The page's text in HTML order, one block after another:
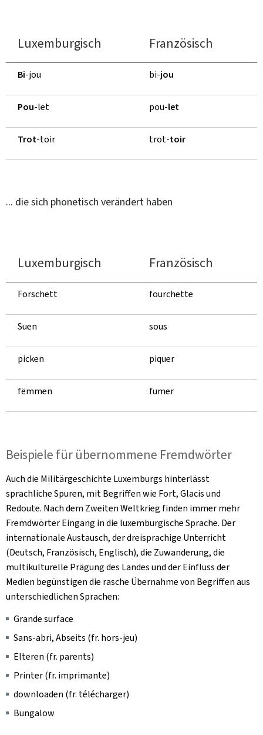
Luxemburgisch Französisch
Bi-jou bi-jou
Pou-let pou-let
Trot-toir trot-toir
... die sich phonetisch verändert haben
Luxemburgisch Französisch
Forschett fourchette
Suen sous
picken piquer
fëmmen fumer
Beispiele für übernommene Fremdwörter
Auch die Militärgeschichte Luxemburgs hinterlässt
sprachliche Spuren, mit Begriffen wie Fort,Glacisund
Redoute. Nach dem Zweiten Weltkrieg finden immer mehr
Fremdwörter Eingang in die luxemburgische Sprache. Der
internationale Austausch, der dreisprachige Unterricht
(Deutsch, Französisch, Englisch), die Zuwanderung, die
multikulturelle Prägung des Landes und der Einfluss der
Medien begünstigen die rasche Übernahme von Begriffen aus
unterschiedlichen Sprachen:
Grande surface
Sans-abri,Abseits (fr. hors-jeu)
Elteren (fr. parents)
Printer(fr. imprimante)
downloaden (fr. télécharger)
Bungalow